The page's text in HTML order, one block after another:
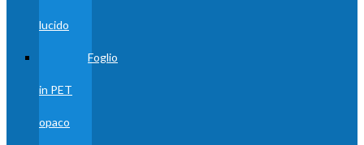
lucido
Foglio
in PET
opaco